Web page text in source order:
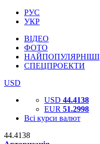
РУС
УКР
ВІДЕО
ФОТО
НАЙПОПУЛЯРНІШІ
СПЕЦПРОЕКТИ
USD
USD 44.4138
EUR 51.2998
Всі курси валют
44.4138